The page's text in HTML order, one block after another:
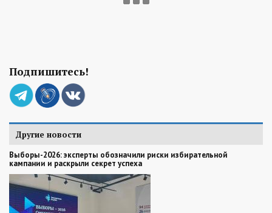
Подпишитесь!
Другие новости
Выборы-2026: эксперты обозначили риски избирательной
кампании и раскрыли секрет успеха